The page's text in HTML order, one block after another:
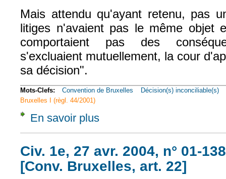
Mais attendu qu'ayant retenu, pas
litiges n'avaient pas le même objet
comportaient pas des
s'excluaient mutuellement, la cour
sa décision".
Mots-Clefs: Convention de Bruxelles
Décision(s) inconciliable(s)
Bruxelles I (règl. 44/2001)
En savoir plus
Civ. 1e, 27 avr. 2004, n° 01-
[Conv. Bruxelles, art. 22]